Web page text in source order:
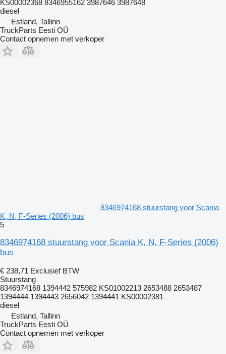
KS00002368 8346955162 3987646 3987648
diesel
Estland, Tallinn
TruckParts Eesti OÜ
Contact opnemen met verkoper
8346974168 stuurstang voor Scania
K, N, F-Series (2006) bus
5
8346974168 stuurstang voor Scania K, N, F-Series (2006)
bus
€ 238,71 Exclusief BTW
Stuurstang
8346974168 1394442 575982 KS01002213 2653488 2653487
1394444 1394443 2656042 1394441 KS00002381
diesel
Estland, Tallinn
TruckParts Eesti OÜ
Contact opnemen met verkoper